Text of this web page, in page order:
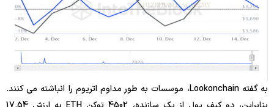
به گفته Lookonchain، موسسات به طور مداوم اتریوم را انباشته می کنند.